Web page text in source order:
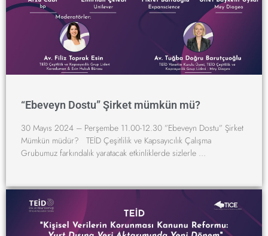
“Ebeveyn Dostu” Şirket mümkün mü?
30 Mayıs 2024 – Perşembe 11.00-12.30 ”Ebeveyn Dostu” Şirket
Mümkün müdür? TEİD Çeşitlilik ve Kapsayıcılık Çalışma
Grubumuz farkındalık yaratacak etkinliklerde sizlerle …